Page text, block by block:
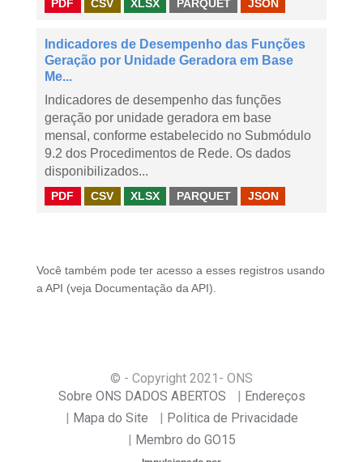
PDF CSV XLSX PARQUET JSON
Indicadores de Desempenho das Funções
Geração por Unidade Geradora em Base
Me...
Indicadores de desempenho das funções
geração por unidade geradora em base
mensal, conforme estabelecido no Submódulo
9.2 dos Procedimentos de Rede. Os dados
disponibilizados...
PDF CSV XLSX PARQUET JSON
Você também pode ter acesso a esses registros usando
a API (veja Documentação da API ).
© - Copyright 2021 - ONS
Sobre ONS DADOS ABERTOS
Endereços
Mapa do Site
Politica de Privacidade
Membro do GO15